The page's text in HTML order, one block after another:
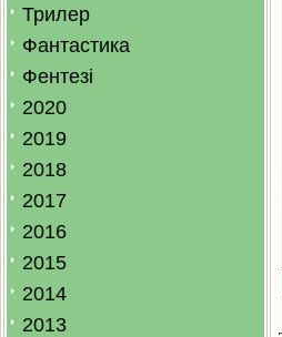
Трилер
Фантастика
Фентезі
2020
2019
2018
2017
2016
2015
2014
2013